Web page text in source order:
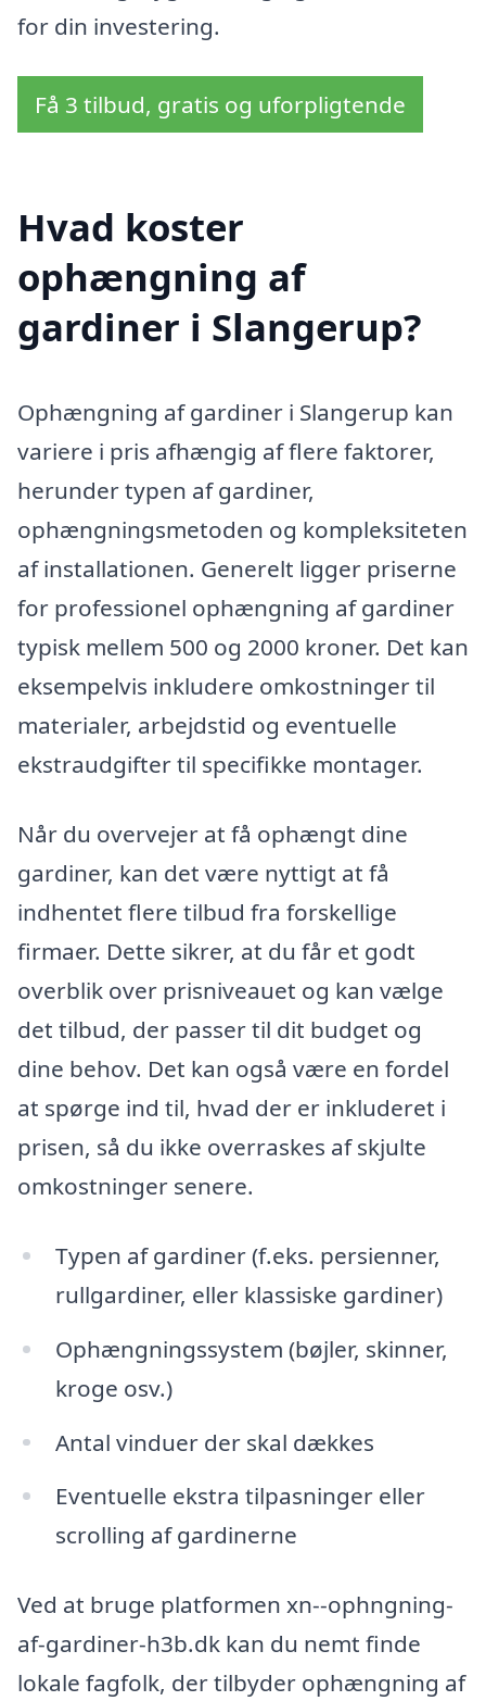
for din investering.
Få 3 tilbud, gratis og uforpligtende
Hvad koster
ophængning af
gardiner i Slangerup?
Ophængning af gardiner i Slangerup kan
variere i pris afhængig af flere faktorer,
herunder typen af gardiner,
ophængningsmetoden og kompleksiteten
af installationen. Generelt ligger priserne
for professionel ophængning af gardiner
typisk mellem 500 og 2000 kroner. Det kan
eksempelvis inkludere omkostninger til
materialer, arbejdstid og eventuelle
ekstraudgifter til specifikke montager.
Når du overvejer at få ophængt dine
gardiner, kan det være nyttigt at få
indhentet flere tilbud fra forskellige
firmaer. Dette sikrer, at du får et godt
overblik over prisniveauet og kan vælge
det tilbud, der passer til dit budget og
dine behov. Det kan også være en fordel
at spørge ind til, hvad der er inkluderet i
prisen, så du ikke overraskes af skjulte
omkostninger senere.
Typen af gardiner (f.eks. persienner,
rullgardiner, eller klassiske gardiner)
Ophængningssystem (bøjler, skinner,
kroge osv.)
Antal vinduer der skal dækkes
Eventuelle ekstra tilpasninger eller
scrolling af gardinerne
Ved at bruge platformen xn--ophngning-
af-gardiner-h3b.dk kan du nemt finde
lokale fagfolk, der tilbyder ophængning af